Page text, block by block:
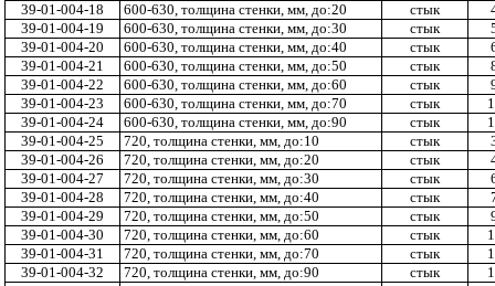
39-01-004-18
600-630, толщина стенки, мм, до:20 стык
39-01-004-19
600-630, толщина стенки, мм, до:30 стык
39-01-004-20
600-630, толщина стенки, мм, до:40 стык
39-01-004-21
600-630, толщина стенки, мм, до:50 стык
39-01-004-22
600-630, толщина стенки, мм, до:60 стык
39-01-004-23
600-630, толщина стенки, мм, до:70 стык
39-01-004-24
600-630, толщина стенки, мм, до:90 стык
39-01-004-25
720, толщина стенки, мм, до:10 стык
39-01-004-26
720, толщина стенки, мм, до:20 стык
39-01-004-27
720, толщина стенки, мм, до:30 стык
39-01-004-28
720, толщина стенки, мм, до:40 стык
39-01-004-29
720, толщина стенки, мм, до:50 стык
39-01-004-30
720, толщина стенки, мм, до:60 стык
39-01-004-31
720, толщина стенки, мм, до:70 стык
39-01-004-32
720, толщина стенки, мм, до:90 стык